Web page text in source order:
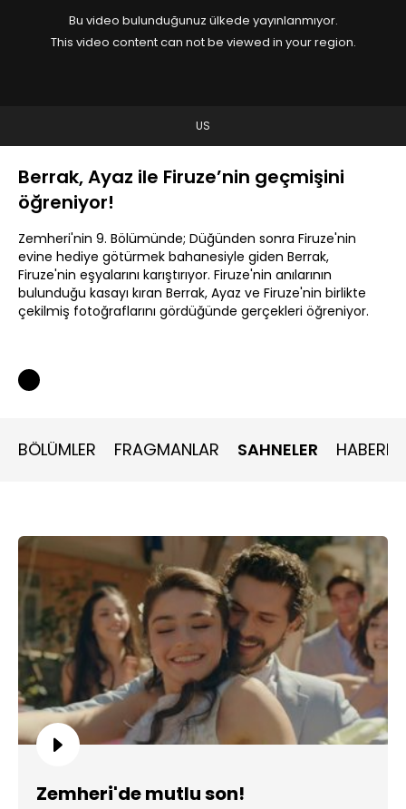
Bu video bulunduğunuz ülkede yayınlanmıyor.
This video content can not be viewed in your region.
US
Berrak, Ayaz ile Firuze’nin geçmişini
öğreniyor!
Zemheri'nin 9. Bölümünde; Düğünden sonra Firuze'nin
evine hediye götürmek bahanesiyle giden Berrak,
Firuze'nin eşyalarını karıştırıyor. Firuze'nin anılarının
bulunduğu kasayı kıran Berrak, Ayaz ve Firuze'nin birlikte
çekilmiş fotoğraflarını gördüğünde gerçekleri öğreniyor.
BÖLÜMLER FRAGMANLAR SAHNELER
Zemheri'de mutlu son!